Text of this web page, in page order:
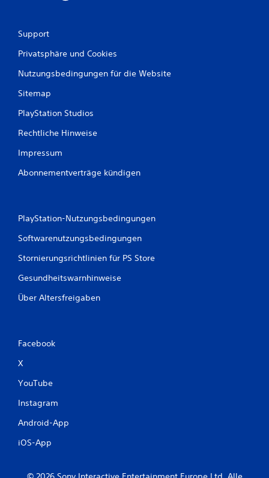
Support
Privatsphäre und Cookies
Nutzungsbedingungen für die Website
Sitemap
PlayStation Studios
Rechtliche Hinweise
Impressum
Abonnementverträge kündigen
PlayStation-Nutzungsbedingungen
Softwarenutzungsbedingungen
Stornierungsrichtlinien für PS Store
Gesundheitswarnhinweise
Über Altersfreigaben
Facebook
X
YouTube
Instagram
Android-App
iOS-App